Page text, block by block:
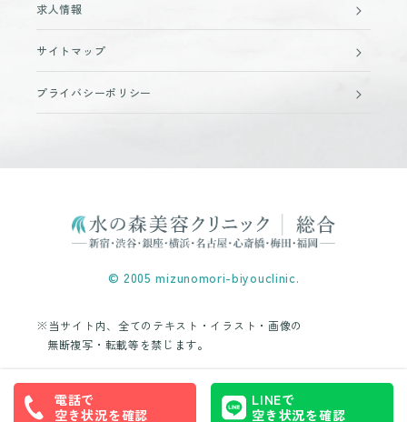
求人情報
サイトマップ
プライバシーポリシー
© 2005 mizunomori-biyouclinic.
※当サイト内、全てのテキスト・イラスト・画像の
無断複写・転載等を禁じます。
電話で
空き状況を確認
LINEで
空き状況を確認